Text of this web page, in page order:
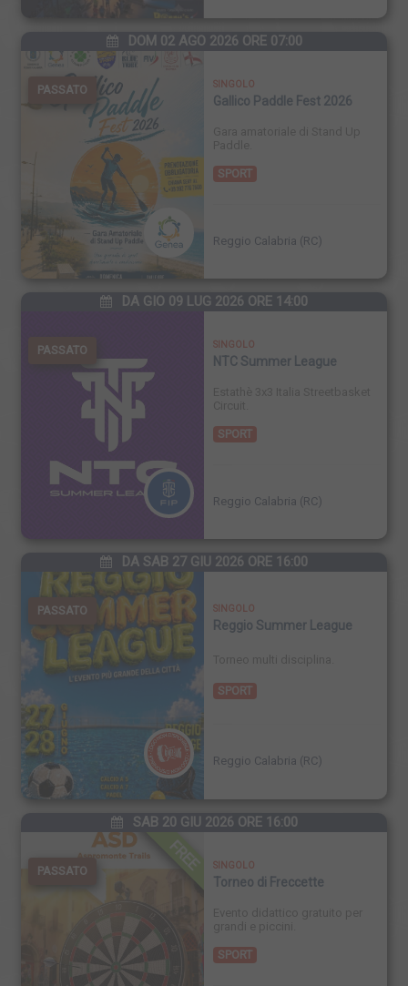
DOM 02 AGO 2026 ORE 07:00
PASSATO SINGOLO
Gallico Paddle Fest 2026
SPORT
Reggio Calabria (RC)
DA GIO 09 LUG 2026 ORE 14:00
PASSATO SINGOLO
NTC Summer League
SPORT
Reggio Calabria (RC)
DA SAB 27 GIU 2026 ORE 16:00
PASSATO SINGOLO
Reggio Summer League
SPORT
Reggio Calabria (RC)
SAB 20 GIU 2026 ORE 16:00
FREE
PASSATO SINGOLO
Torneo di Freccette
SPORT